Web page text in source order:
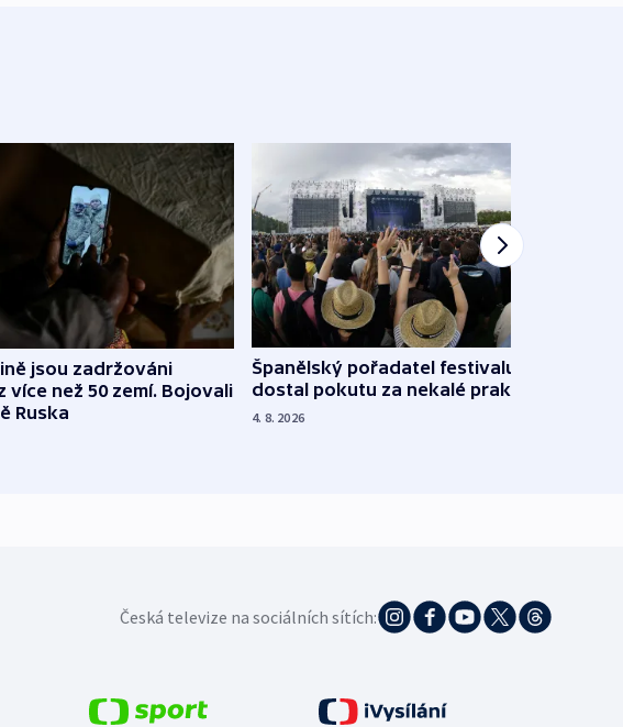
jsou zadržováni
více než 50 zemí. Bojovali
Ruska
Španělský pořadatel festivalu
dostal pokutu za nekalé praktiky
4. 8. 2026
Česká televize na sociálních sítích: